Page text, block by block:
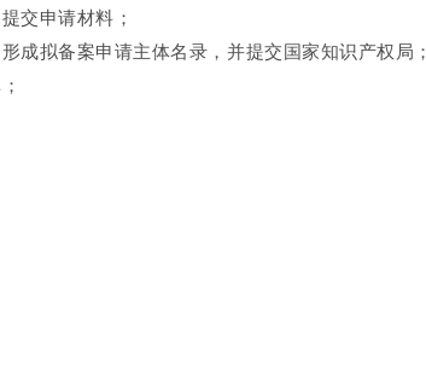
交申请材料；
成拟备案申请主体名录，并提交国家知识产权局；